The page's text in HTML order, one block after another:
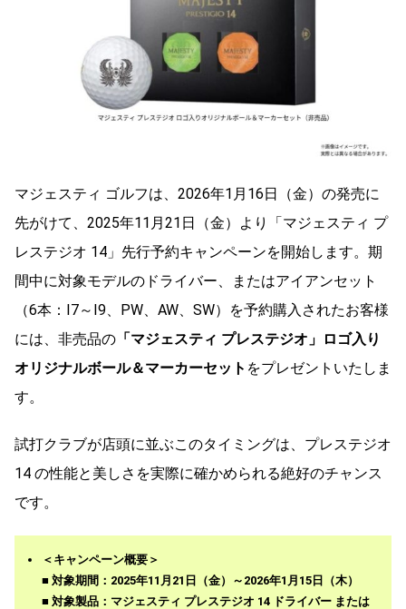
マジェスティ ゴルフは、2026年1月16日（金）の発売に
先がけて、2025年11月21日（金）より「マジェスティ プ
レステジオ 14」先行予約キャンペーンを開始します。期
間中に対象モデルのドライバー、またはアイアンセット
（6本：I7～I9、PW、AW、SW）を予約購入されたお客様
には、非売品の 「マジェスティ プレステジオ」ロゴ入り
オリジナルボール＆マーカーセット をプレゼントいたしま
す。
試打クラブが店頭に並ぶこのタイミングは、プレステジオ
14 の性能と美しさを実際に確かめられる絶好のチャンス
です。
＜キャンペーン概要＞
■ 対象期間 ：2025年11月21日（金）～2026年1月15日（木）
■ 対象製品 ：マジェスティ プレステジオ 14 ドライバー または